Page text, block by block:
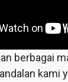
berbagai
kami